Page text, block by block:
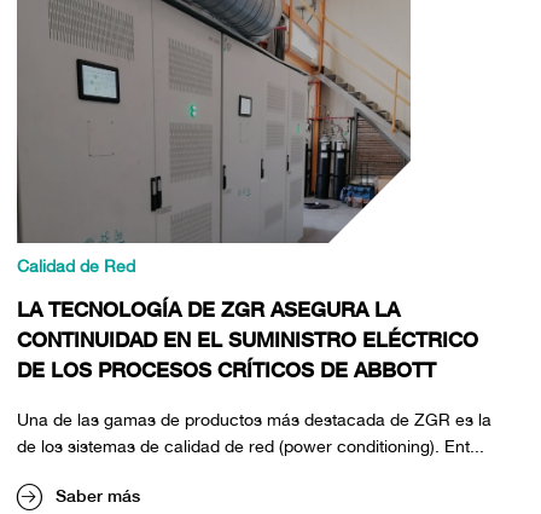
Calidad de Red
LA TECNOLOGÍA DE ZGR ASEGURA LA
CONTINUIDAD EN EL SUMINISTRO ELÉCTRICO
DE LOS PROCESOS CRÍTICOS DE ABBOTT
Una de las gamas de productos más destacada de ZGR es la
de los sistemas de calidad de red (power conditioning). Ent...
Saber más